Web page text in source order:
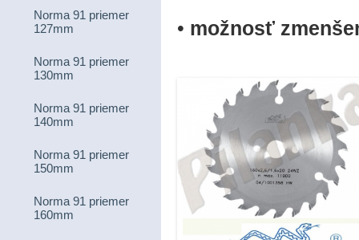
Norma 91 priemer
127mm
Norma 91 priemer
130mm
Norma 91 priemer
140mm
Norma 91 priemer
150mm
Norma 91 priemer
160mm
• možnosť